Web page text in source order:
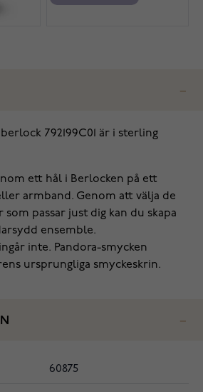
792199C01 är i sterling
ett hål i Berlocken på ett
armband. Genom att välja de
passar just dig kan du skapa
ensemble.
inte. Pandora-smycken
ursprungliga smyckeskrin.
60875